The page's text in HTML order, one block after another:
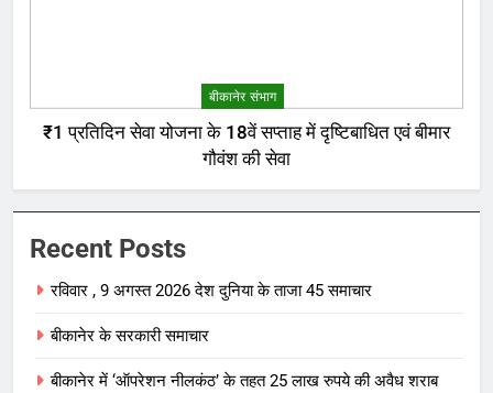
बीकानेर संभाग
₹1 प्रतिदिन सेवा योजना के 18वें सप्ताह में दृष्टिबाधित एवं बीमार
गौवंश की सेवा
Recent Posts
रविवार , 9 अगस्त 2026 देश दुनिया के ताजा 45 समाचार
बीकानेर के सरकारी समाचार
बीकानेर में ‘ऑपरेशन नीलकंठ’ के तहत 25 लाख रुपये की अवैध शराब